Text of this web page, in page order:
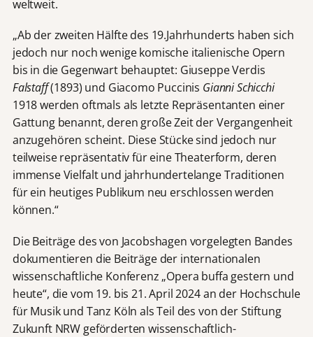
weltweit.
„Ab der zweiten Hälfte des 19.Jahrhunderts haben sich
jedoch nur noch wenige komische italienische Opern
bis in die Gegenwart behauptet: Giuseppe Verdis
Falstaff(1893) und Giacomo Puccinis Gianni Schicchi
1918 werden oftmals als letzte Repräsentanten einer
Gattung benannt, deren große Zeit der Vergangenheit
anzugehören scheint. Diese Stücke sind jedoch nur
teilweise repräsentativ für eine Theaterform, deren
immense Vielfalt und jahrhundertelange Traditionen
für ein heutiges Publikum neu erschlossen werden
können.“
Die Beiträge des von Jacobshagen vorgelegten Bandes
dokumentieren die Beiträge der internationalen
wissenschaftliche Konferenz „Opera buffa gestern und
heute“, die vom 19. bis 21. April 2024 an der Hochschule
für Musik und Tanz Köln als Teil des von der Stiftung
Zukunft NRW geförderten wissenschaftlich-